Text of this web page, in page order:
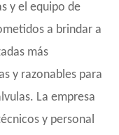
y el equipo de
a brindar a
más
y razonables para
La empresa
y personal